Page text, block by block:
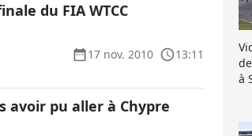
du FIA WTCC
17 nov. 2010
13:11
avoir pu aller à Chypre
à